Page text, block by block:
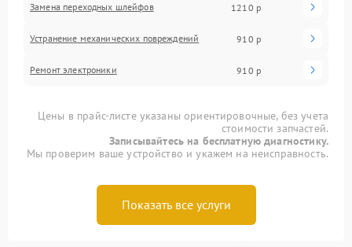
Замена переходных шлейфов 1210 р
Устранение механических повреждений 910 р
Ремонт электроники 910 р
Цены в прайс-листе указаны ориентировочные, без учета
стоимости запчастей.
Записывайтесь на бесплатную диагностику.
Мы проверим ваше устройство и укажем на неисправность.
Показать все услуги